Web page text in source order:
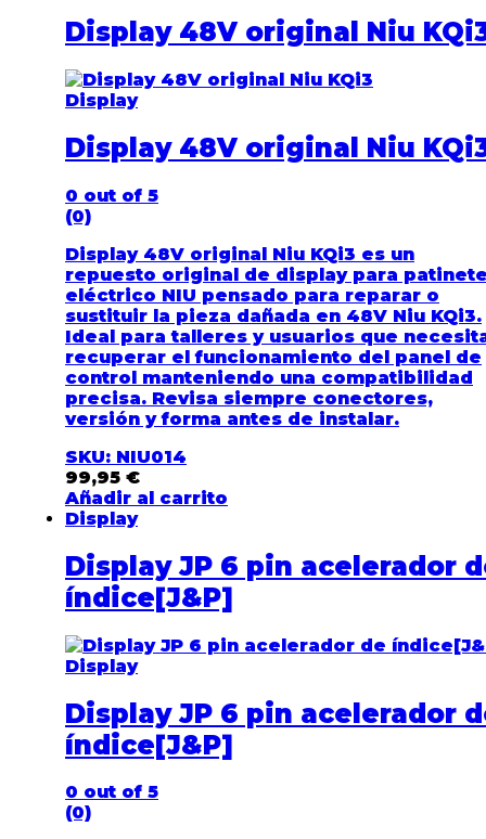
Display 48V original Niu
Display
Display 48V original Niu
0 out of 5
(0)
Display 48V original Niu KQi3 es un
repuesto original de display para
eléctrico NIU pensado para reparar o
sustituir la pieza dañada en 48V Niu KQi3.
Ideal para talleres y usuarios que
recuperar el funcionamiento del panel de
control manteniendo una compatibilidad
precisa. Revisa siempre conectores,
versión y forma antes de instalar.
SKU: NIU014
99,95 €
Añadir al carrito
Display
Display JP 6 pin acelerador
índice[J&P]
Display
Display JP 6 pin acelerador
índice[J&P]
0 out of 5
(0)